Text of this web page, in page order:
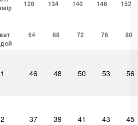
128 134 140 146 152
64 68 72 76 80
46 48 50 53 56
37 39 41 43 45